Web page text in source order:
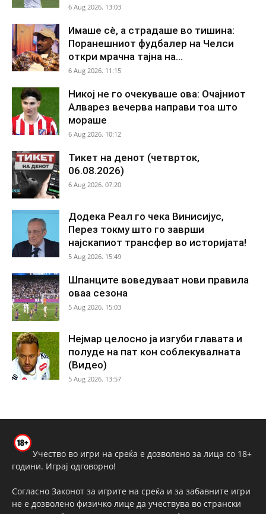
6 Aug 2026. 13:03
Имаше сè, а страдаше во тишина:
Поранешниот фудбалер на Челси
откри мрачна тајна на...
6 Aug 2026. 11:15
Никој не го очекуваше ова: Очајниот
Алварез вечерва направи тоа што
мораше
6 Aug 2026. 10:12
Тикет на денот (четврток,
06.08.2026)
6 Aug 2026. 07:20
Додека Реал го чека Винисијус,
Перез токму што го заврши
најскапиот трансфер во историјата!
5 Aug 2026. 15:49
Шпанците воведуваат нови правила
оваа сезона
5 Aug 2026. 15:03
Нејмар целосно ја изгуби главата и
полуде на пат кон соблекувалната
(Видео)
5 Aug 2026. 13:57
Учество во игри на среќа е дозволено за лица со 18+
години. Играј одговорно!
Согласно Законот за игрите на среќа и за забавните игри
не е дозволено физичко лице да учествува во странски